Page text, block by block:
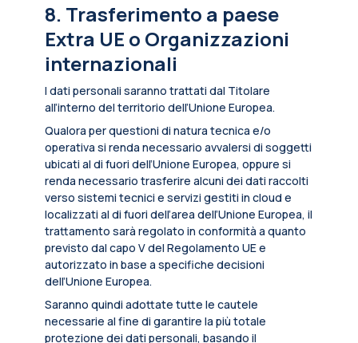
8. Trasferimento a paese
Extra UE o Organizzazioni
internazionali
I dati personali saranno trattati dal Titolare
all’interno del territorio dell’Unione Europea.
Qualora per questioni di natura tecnica e/o
operativa si renda necessario avvalersi di soggetti
ubicati al di fuori dell’Unione Europea, oppure si
renda necessario trasferire alcuni dei dati raccolti
verso sistemi tecnici e servizi gestiti in cloud e
localizzati al di fuori dell’area dell’Unione Europea, il
trattamento sarà regolato in conformità a quanto
previsto dal capo V del Regolamento UE e
autorizzato in base a specifiche decisioni
dell’Unione Europea.
Saranno quindi adottate tutte le cautele
necessarie al fine di garantire la più totale
protezione dei dati personali, basando il